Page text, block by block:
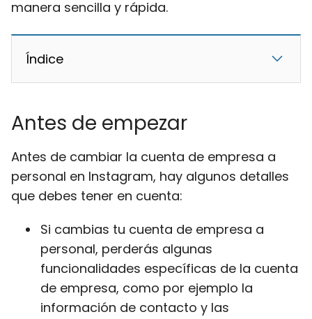
manera sencilla y rápida.
Índice
Antes de empezar
Antes de cambiar la cuenta de empresa a
personal en Instagram, hay algunos detalles
que debes tener en cuenta:
Si cambias tu cuenta de empresa a
personal, perderás algunas
funcionalidades específicas de la cuenta
de empresa, como por ejemplo la
información de contacto y las